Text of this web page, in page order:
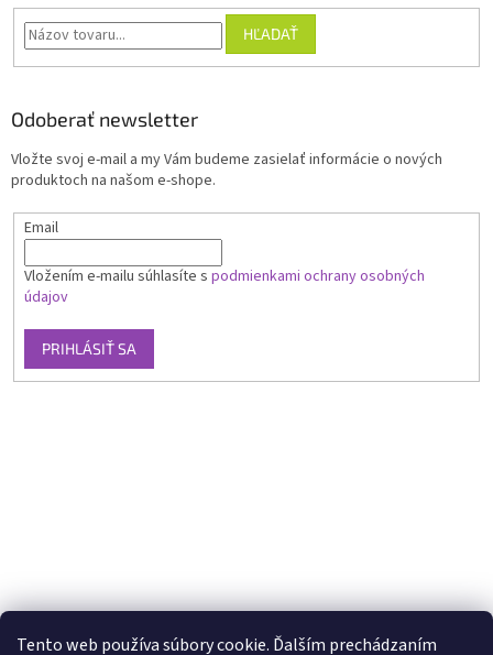
Tento web používa súbory cookie. Ďalším prechádzaním
HĽADAŤ
Odoberať newsletter
Vložte svoj e-mail a my Vám budeme zasielať informácie o nových
produktoch na našom e-shope.
Email
Vložením e-mailu súhlasíte s podmienkami ochrany osobných
údajov
PRIHLÁSIŤ SA